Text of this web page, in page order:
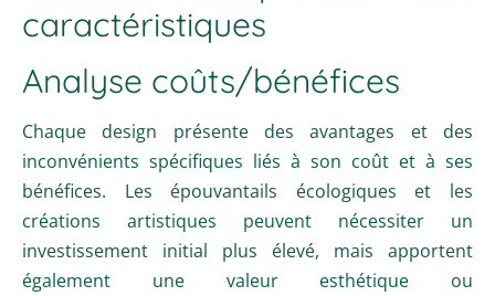
caractéristiques
Analyse coûts/bénéfices
Chaque design présente des avantages et des
inconvénients spécifiques liés à son coût et à ses
bénéfices. Les épouvantails écologiques et les
créations artistiques peuvent nécessiter un
investissement initial plus élevé, mais apportent
également une valeur esthétique ou